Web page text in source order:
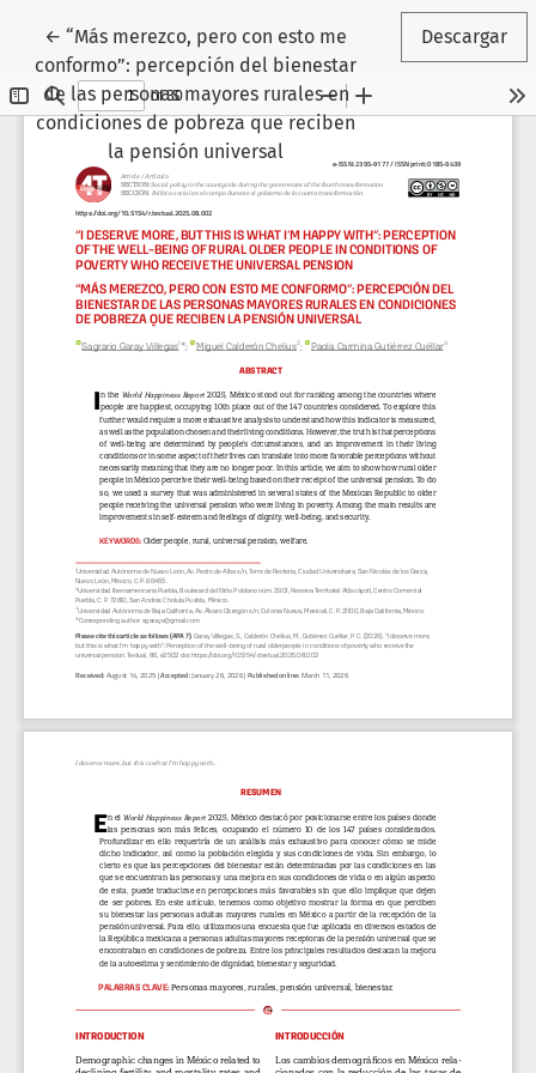
←Volver a los detalles del artículo
“Más merezco, pero con esto me
conformo”: percepción del bienestar
de las personas mayores rurales en
condiciones de pobreza que reciben
la pensión universal
Descargar